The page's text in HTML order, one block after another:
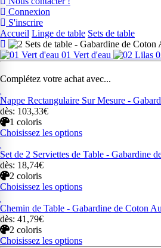
Connexion
S'inscrire
Accueil Linge de table Sets de table
01 Vert d'eau
Complétez votre achat avec...
Nappe Rectangulaire Sur Mesure -
dès: 103,33€
1 coloris
Choisissez les options
Set de 2 Serviettes de Table - Gabardine
dès: 18,74€
2 coloris
Choisissez les options
Chemin de Table - Gabardine de Coton
dès: 41,79€
2 coloris
Choisissez les options